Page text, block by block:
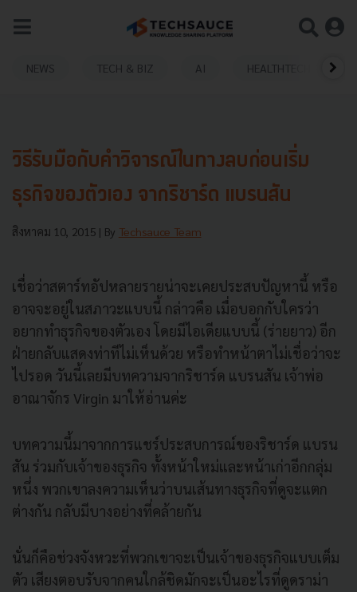
NEWS TECH & BIZ AI HEALTHTECH
วิธีรับมือกับคำวิจารณ์ในทางลบก่อนเริ่ม
ธุรกิจของตัวเอง จากริชาร์ด แบรนสัน
สิงหาคม 10, 2015 | By Techsauce Team
เชื่อว่าสตาร์ทอัปหลายรายน่าจะเคยประสบปัญหานี้ หรือ
อาจจะอยู่ในสภาวะแบบนี้ กล่าวคือ เมื่อบอกกับใครว่า
อยากทำธุรกิจของตัวเอง โดยมีไอเดียแบบนี้ (ร่ายยาว) อีก
ฝ่ายกลับแสดงท่าทีไม่เห็นด้วย หรือทำหน้าตาไม่เชื่อว่าจะ
ไปรอด วันนี้เลยมีบทความจากริชาร์ด แบรนสัน เจ้าพ่อ
อาณาจักร Virgin มาให้อ่านค่ะ
บทความนี้มาจากการแชร์ประสบการณ์ของริชาร์ด แบรน
สัน ร่วมกับเจ้าของธุรกิจ ทั้งหน้าใหม่และหน้าเก่าอีกกลุ่ม
หนึ่ง พวกเขาลงความเห็นว่าบนเส้นทางธุรกิจที่ดูจะแตก
ต่างกัน กลับมีบางอย่างที่คล้ายกัน
นั่นก็คือช่วงจังหวะที่พวกเขาจะเป็นเจ้าของธุรกิจแบบเต็ม
ตัว เสียงตอบรับจากคนใกล้ชิดมักจะเป็นอะไรที่ดูดราม่า